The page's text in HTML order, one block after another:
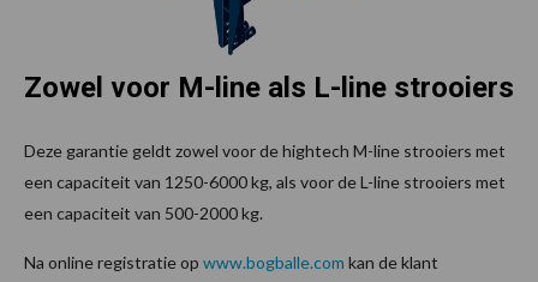
Zowel voor M-line als L-line strooiers
Deze garantie geldt zowel voor de hightech M-line strooiers met
een capaciteit van 1250-6000 kg, als voor de L-line strooiers met
een capaciteit van 500-2000 kg.
Na online registratie op www.bogballe.com kan de klant